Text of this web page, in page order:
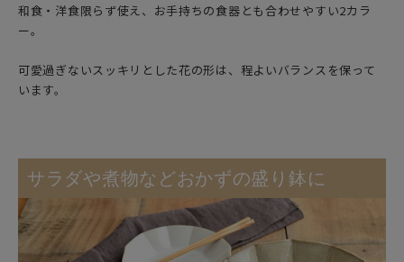
和食・洋食限らず使え、お手持ちの食器とも合わせやすい2カラ
ー。
可愛過ぎないスッキリとした花の形は、程よいバランスを保って
います。
サラダや煮物などおかずの盛り鉢に